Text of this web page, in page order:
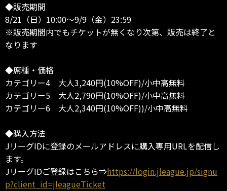
◆販売期間
8/21（日）10:00～9/9（金）23:59
※販売期間内でもチケットが無くなり次第、販売は終了と
なります
◆席種・価格
カテゴリー4 大人3,240円(10%OFF)/小中高無料
カテゴリー5 大人2,790円(10%OFF)/小中高無料
カテゴリー6 大人2,340円(10%OFF))/小中高無料
◆購入方法
JリーグIDに登録のメールアドレスに購入専用URLを配信し
ます。
JリーグIDご登録はこちら⇒https://login.jleague.jp/signu
p?client_id=jleagueTicket